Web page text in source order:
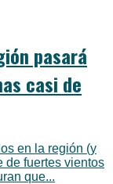
pasará
casi de
en la región (y
de fuertes vientos
que...